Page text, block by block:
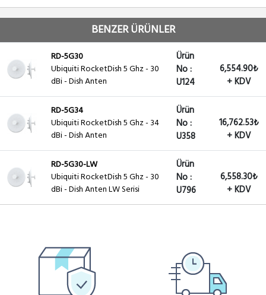
BENZER ÜRÜNLER
RD-5G30
Ubiquiti RocketDish 5 Ghz - 30
dBi - Dish Anten
Ürün
No :
U124
6,554.90₺
+ KDV
RD-5G34
Ubiquiti RocketDish 5 Ghz - 34
dBi - Dish Anten
Ürün
No :
U358
16,762.53₺
+ KDV
RD-5G30-LW
Ubiquiti RocketDish 5 Ghz - 30
dBi - Dish Anten LW Serisi
Ürün
No :
U796
6,558.30₺
+ KDV